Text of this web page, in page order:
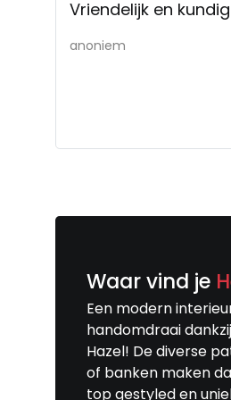
Vriendelijk en
anoniem
Waar vind je
Een modern
handomdraai
Hazel! De diverse
of banken maken
top gestyled en